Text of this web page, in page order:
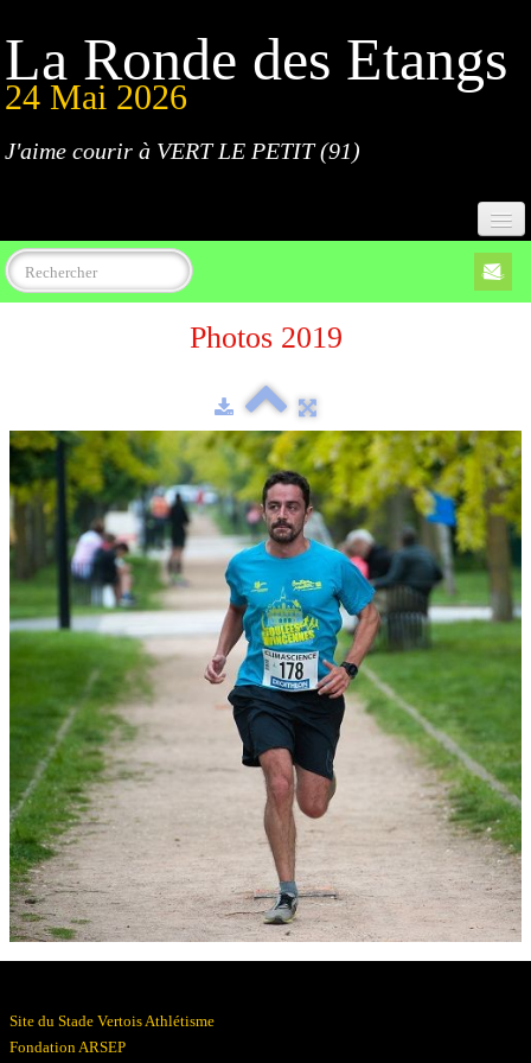
La Ronde des Etangs
24 Mai 2026
J'aime courir à VERT LE PETIT (91)
Accueil
Règlement
Parcours
Résultats
Devenez bénévoles
Partenaires
Photos ▼
Photos 2019
Site du Stade Vertois Athlétisme
Fondation ARSEP